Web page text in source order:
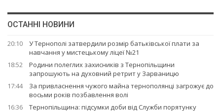
ОСТАННІ НОВИНИ
20:10
У Тернополі затвердили розмір батьківської плати за
навчання у мистецькому ліцеї №21
18:52
Родини полеглих захисників з Тернопільщини
запрошують на духовний ретрит у Зарваницю
17:44
За привласнення чужого майна тернополянці загрожує до
восьми років позбавлення волі
16:36
Тернопільщина: підсумки доби від Служби порятунку